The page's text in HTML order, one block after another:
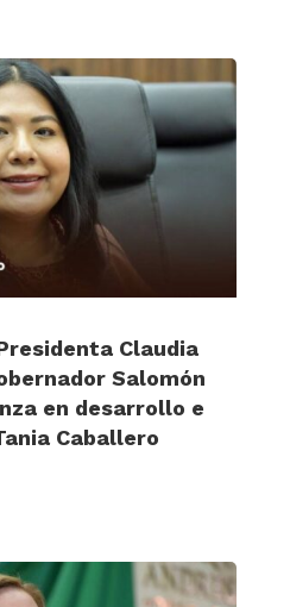
Claudia
Salomón
en desarrollo e
Caballero